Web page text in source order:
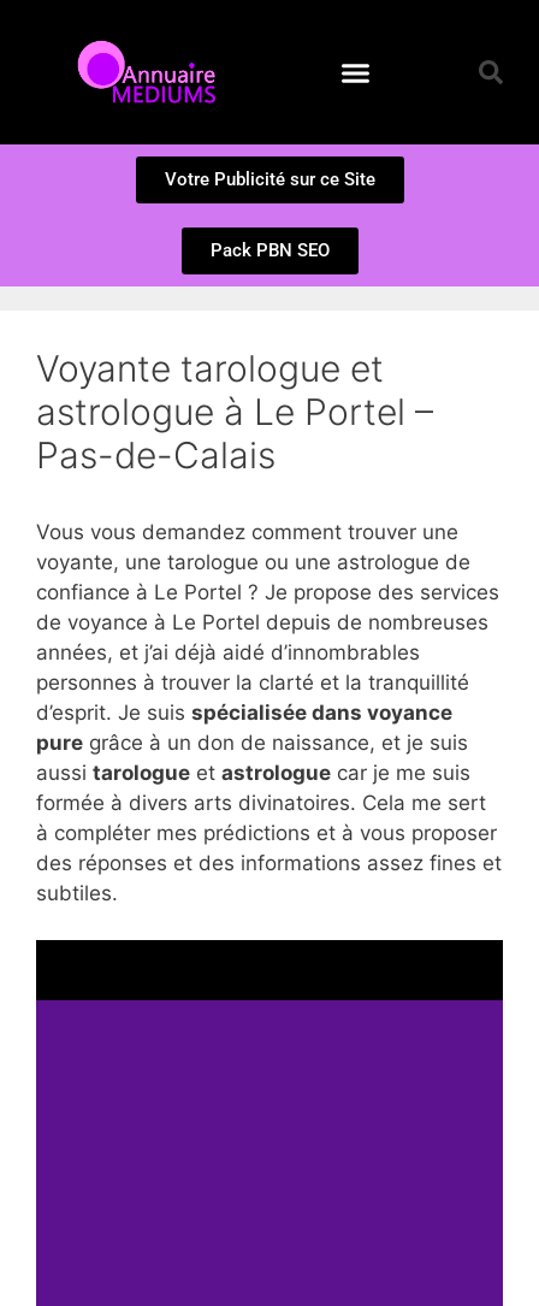
Votre Publicité sur ce Site
Pack PBN SEO
Voyante tarologue et
astrologue à Le Portel –
Pas-de-Calais
Vous vous demandez comment trouver une
voyante, une tarologue ou une astrologue de
confiance à Le Portel ? Je propose des services
de voyance à Le Portel depuis de nombreuses
années, et j’ai déjà aidé d’innombrables
personnes à trouver la clarté et la tranquillité
d’esprit. Je suis spécialisée dans voyance
pure grâce à un don de naissance, et je suis
aussi tarologue et astrologue car je me suis
formée à divers arts divinatoires. Cela me sert
à compléter mes prédictions et à vous proposer
des réponses et des informations assez fines et
subtiles.